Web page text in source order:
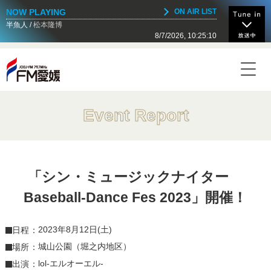
Event Report
「シン・ミュージックナイター
Baseball-Dance Fes 2023」開催！
日程
2023年8月12日(土)
場所
城山公園（堀之内地区）
出演
lol-エルオーエル-
07:30 - 07:55
ひめキャン★～愛媛の女子キャンプ～
08:00 - 08:30
WEEKEND CLASSIC
08:30 - 09:00
maniwacゴルフチャンネル
NOW PLAYING
ON AIR LIST
半魚人
松本隆博
8/7/2026, 10:25:10